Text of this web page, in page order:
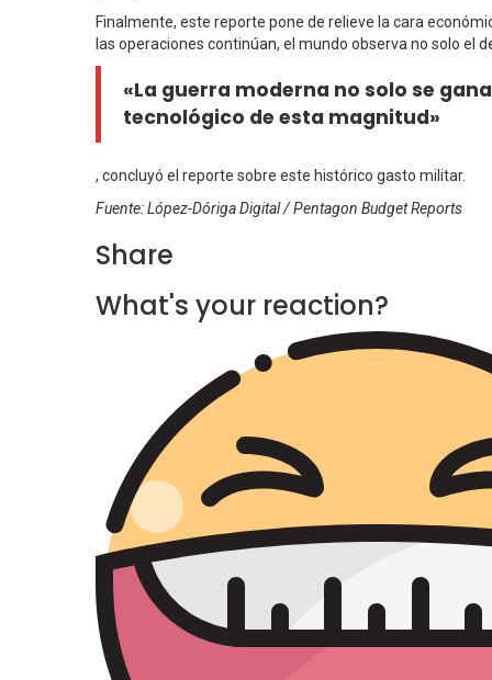
Finalmente, este reporte pone de relieve la cara
las operaciones continúan, el mundo observa no solo el
«La guerra moderna no solo se
tecnológico de esta magnitud»
, concluyó el reporte sobre este histórico gasto militar.
Fuente: López-Dóriga Digital / Pentagon Budget Reports
Share
What's your reaction?